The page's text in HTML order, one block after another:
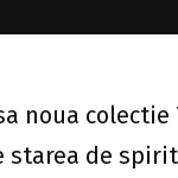
noua
starea de